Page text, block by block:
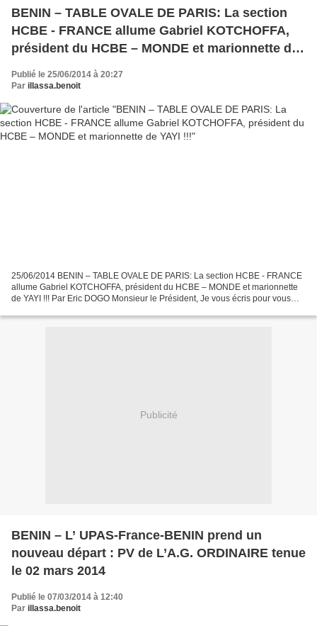
BENIN – TABLE OVALE DE PARIS: La section
HCBE - FRANCE allume Gabriel KOTCHOFFA,
président du HCBE – MONDE et marionnette de
YAYI !!!
Publié le 25/06/2014 à 20:27
Par illassa.benoit
25/06/2014 BENIN – TABLE OVALE DE PARIS: La section HCBE - FRANCE
allume Gabriel KOTCHOFFA, président du HCBE – MONDE et marionnette
de YAYI !!! Par Eric DOGO Monsieur le Président, Je vous écris pour vous
Publicité
BENIN – L’ UPAS-France-BENIN prend un
nouveau départ : PV de L’A.G. ORDINAIRE tenue
le 02 mars 2014
Publié le 07/03/2014 à 12:40
Par illassa.benoit